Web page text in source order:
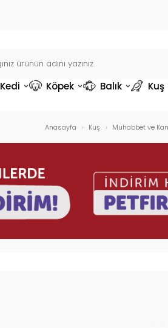
Kedi Köpek Balık Kuş
Anasayfa Kuş Muhabbet ve